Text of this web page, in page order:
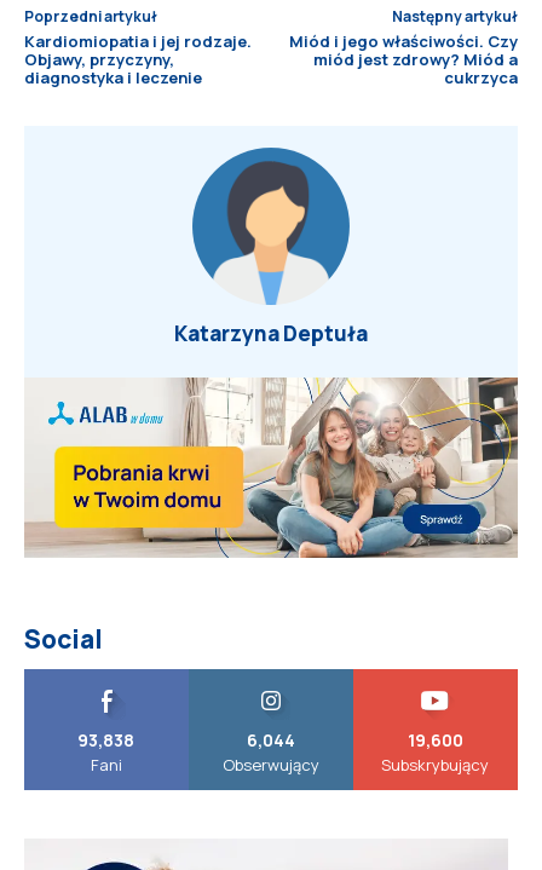
Poprzedni artykuł
Kardiomiopatia i jej rodzaje.
Objawy, przyczyny,
diagnostyka i leczenie
Następny artykuł
Miód i jego właściwości. Czy
miód jest zdrowy? Miód a
cukrzyca
Katarzyna Deptuła
Social
93,838
Fani
6,044
Obserwujący
19,600
Subskrybujący